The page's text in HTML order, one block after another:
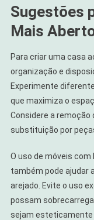
Sugestões
Mais
Para criar uma casa
organização e
Experimente
que maximiza o
Considere a remoção
substituição por
O uso de móveis
também pode ajudar
arejado. Evite o uso
possam
sejam esteticamente